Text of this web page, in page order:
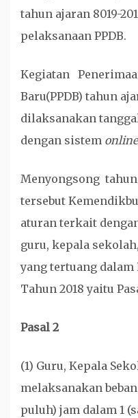
tahun ajaran 8019-
pelaksanaan PPDB.
Kegiatan
Baru(PPDB) tahun
dilaksanakan
dengan sistem online
Menyongsong tahun
tersebut
aturan terkait
guru, kepala
yang tertuang dalam
Tahun 2018 yaitu
Pasal 2
(1) Guru, Kepala
melaksanakan
puluh) jam dalam 1